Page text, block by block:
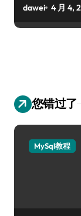
dawei 4 月 4,
您错过了
MySql教程